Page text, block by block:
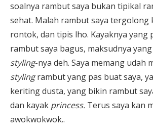
soalnya rambut saya bukan tipikal
sehat. Malah rambut saya tergolong
rontok, dan tipis lho. Kayaknya yang
rambut saya bagus, maksudnya
styling-nya deh. Saya memang udah
stylingrambut yang pas buat saya,
keriting dusta, yang bikin rambut
dan kayak princess. Terus saya kan
awokwokwok..